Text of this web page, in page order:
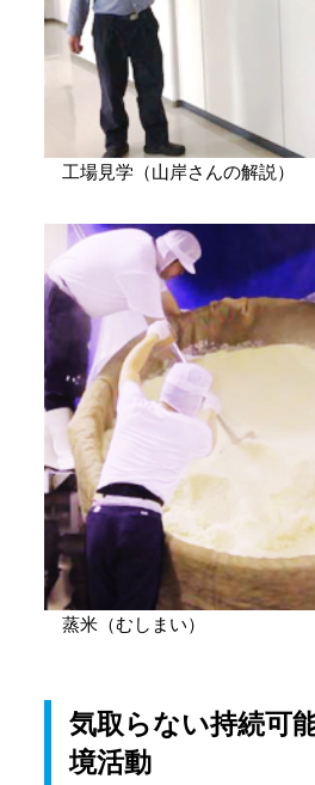
工場見学（山岸さんの解説）
蒸米（むしまい）
気取らない持続可
境活動